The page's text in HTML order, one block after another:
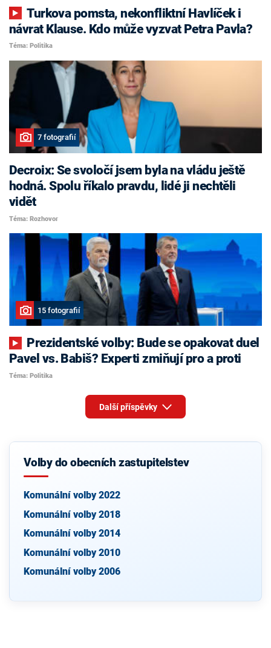
Turkova pomsta, nekonfliktní Havlíček i
návrat Klause. Kdo může vyzvat Petra Pavla?
Téma: Politika
7 fotografií
Decroix: Se svoločí jsem byla na vládu ještě
hodná. Spolu říkalo pravdu, lidé ji nechtěli
vidět
Téma: Rozhovor
15 fotografií
Pavel vs. Babiš? Experti zmiňují pro a proti
Téma: Politika
Další příspěvky
Volby do obecních zastupitelstev
Komunální volby 2022
Komunální volby 2018
Komunální volby 2014
Komunální volby 2010
Komunální volby 2006